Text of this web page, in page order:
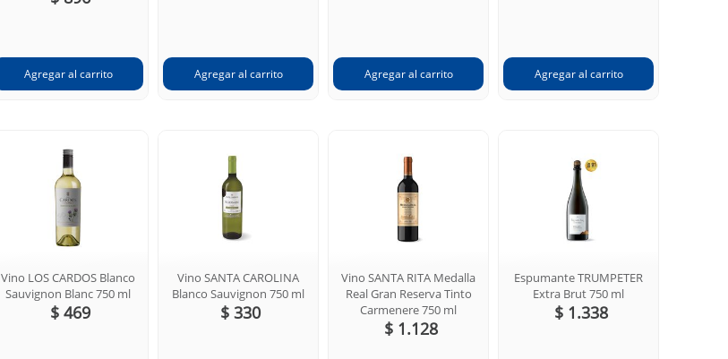
Vino LOS CARDOS Blanco
Sauvignon Blanc 750 ml
$ 469
Vino SANTA CAROLINA
Blanco Sauvignon 750 ml
$ 330
Vino SANTA RITA Medalla
Real Gran Reserva Tinto
Carmenere 750 ml
$ 1.128
Espumante TRUMPETER
Extra Brut 750 ml
$ 1.338